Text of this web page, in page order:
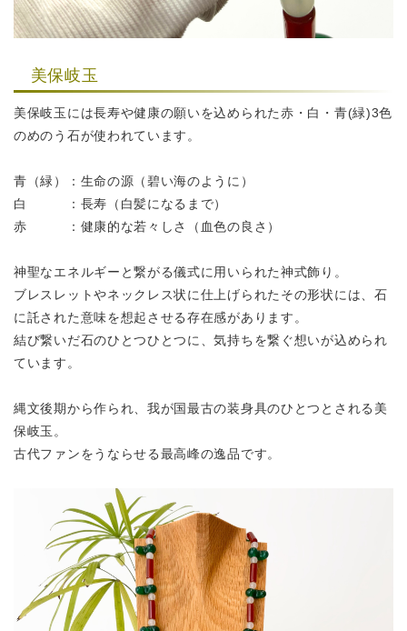
美保岐玉
美保岐玉には長寿や健康の願いを込められた赤・白・青(緑)3色
のめのう石が使われています。
青（緑）：生命の源（碧い海のように）
白 ：長寿（白髪になるまで）
赤 ：健康的な若々しさ（血色の良さ）
神聖なエネルギーと繋がる儀式に用いられた神式飾り。
ブレスレットやネックレス状に仕上げられたその形状には、 石
に託された意味を想起させる存在感があります。
結び繋いだ石のひとつひとつに、気持ちを繋ぐ想いが込められ
ています。
縄文後期から作られ、我が国最古の装身具のひとつとされる美
保岐玉。
古代ファンをうならせる最高峰の逸品です。